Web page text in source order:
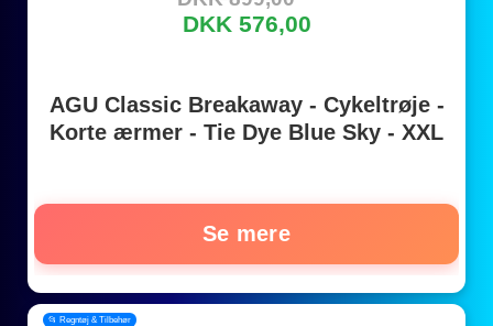
DKK 576,00
AGU Classic Breakaway - Cykeltrøje -
Korte ærmer - Tie Dye Blue Sky - XXL
Se mere
📂 Regntøj & Tilbehør